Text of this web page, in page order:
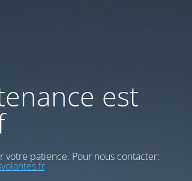
est
patience. Pour nous contacter: